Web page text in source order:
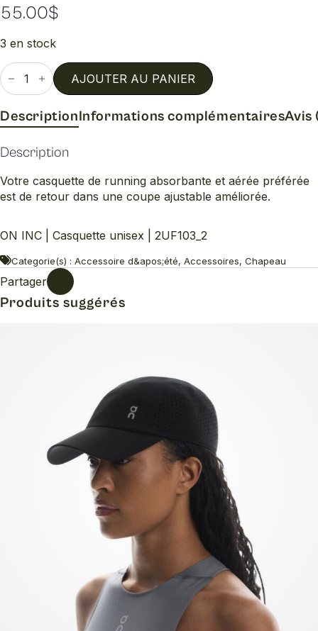
55.00$
3 en stock
quantité
de
Casquette
AJOUTER AU PANIER
DescriptionInformations complémentairesAvis
Description
Votre casquette de running absorbante et aérée préférée
est de retour dans une coupe ajustable améliorée.
ON INC | Casquette unisex | 2UF103_2
Categorie(s) : Accessoire d&apos;été, Accessoires, Chapeau
Partager
Produits suggérés